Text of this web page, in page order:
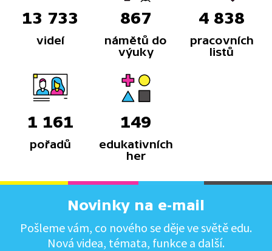
13 733
videí
867
námětů do
výuky
4 838
pracovních
listů
1 161
pořadů
149
edukativních
her
Novinky na e-mail
Pošleme vám, co nového se děje ve světě edu.
Nová videa, témata, funkce a další.